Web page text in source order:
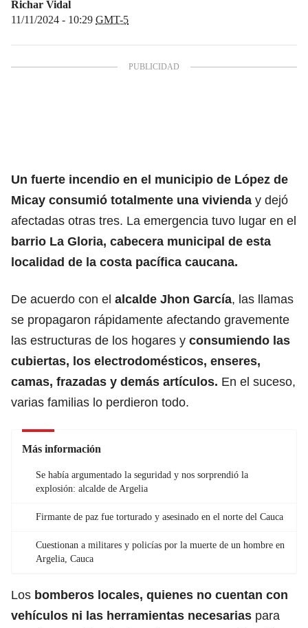
Richar Vidal
11/11/2024 - 10:29 GMT-5
Un fuerte incendio en el municipio de López de
Micay consumió totalmente una vivienda y dejó
afectadas otras tres. La emergencia tuvo lugar en el
barrio La Gloria, cabecera municipal de esta
localidad de la costa pacífica caucana.
De acuerdo con el alcalde Jhon García, las llamas
se propagaron rápidamente afectando gravemente
las estructuras de los hogares y consumiendo las
cubiertas, los electrodomésticos, enseres,
camas, frazadas y demás artículos. En el suceso,
varias familias lo perdieron todo.
Más información
Se había argumentado la seguridad y nos sorprendió la
explosión: alcalde de Argelia
Firmante de paz fue torturado y asesinado en el norte del Cauca
Cuestionan a militares y policías por la muerte de un hombre en
Argelia, Cauca
Los bomberos locales, quienes no cuentan con
vehículos ni las herramientas necesarias para